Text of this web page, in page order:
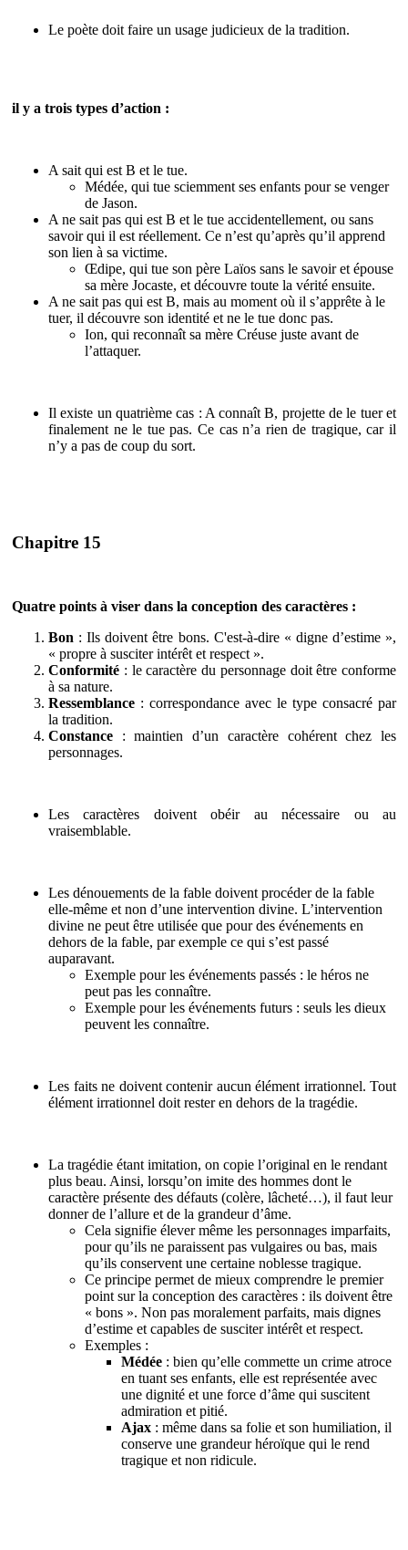
Le poète doit faire un usage judicieux de la tradition.
il y a trois types d’action :
A sait qui est B et le tue.
Médée, qui tue sciemment ses enfants pour se venger
de Jason.
A ne sait pas qui est B et le tue accidentellement, ou sans
savoir qui il est réellement. Ce n’est qu’après qu’il apprend
son lien à sa victime.
Œdipe, qui tue son père Laïos sans le savoir et épouse
sa mère Jocaste, et découvre toute la vérité ensuite.
A ne sait pas qui est B, mais au moment où il s’apprête à le
tuer, il découvre son identité et ne le tue donc pas.
Ion, qui reconnaît sa mère Créuse juste avant de
l’attaquer.
Il existe un quatrième cas : A connaît B, projette de le tuer et
finalement ne le tue pas. Ce cas n’a rien de tragique, car il
n’y a pas de coup du sort.
Chapitre 15
Quatre points à viser dans la conception des caractères :
Bon : Ils doivent être bons. C'est-à-dire « digne d’estime »,
« propre à susciter intérêt et respect ».
Conformité : le caractère du personnage doit être conforme
à sa nature.
Ressemblance : correspondance avec le type consacré par
la tradition.
Constance : maintien d’un caractère cohérent chez les
personnages.
Les caractères doivent obéir au nécessaire ou au
vraisemblable.
Les dénouements de la fable doivent procéder de la fable
elle-même et non d’une intervention divine. L’intervention
divine ne peut être utilisée que pour des événements en
dehors de la fable, par exemple ce qui s’est passé
auparavant.
Exemple pour les événements passés : le héros ne
peut pas les connaître.
Exemple pour les événements futurs : seuls les dieux
peuvent les connaître.
Les faits ne doivent contenir aucun élément irrationnel. Tout
élément irrationnel doit rester en dehors de la tragédie.
La tragédie étant imitation, on copie l’original en le rendant
plus beau. Ainsi, lorsqu’on imite des hommes dont le
caractère présente des défauts (colère, lâcheté…), il faut leur
donner de l’allure et de la grandeur d’âme.
Cela signifie élever même les personnages imparfaits,
pour qu’ils ne paraissent pas vulgaires ou bas, mais
qu’ils conservent une certaine noblesse tragique.
Ce principe permet de mieux comprendre le premier
point sur la conception des caractères : ils doivent être
« bons ». Non pas moralement parfaits, mais dignes
d’estime et capables de susciter intérêt et respect.
Exemples :
Médée : bien qu’elle commette un crime atroce
en tuant ses enfants, elle est représentée avec
une dignité et une force d’âme qui suscitent
admiration et pitié.
Ajax : même dans sa folie et son humiliation, il
conserve une grandeur héroïque qui le rend
tragique et non ridicule.